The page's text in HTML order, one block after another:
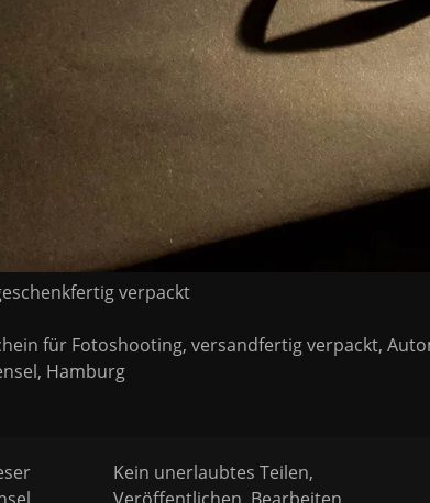
verpackt
für Fotoshooting, versandfertig verpackt,
Hamburg
Kein unerlaubtes Teilen,